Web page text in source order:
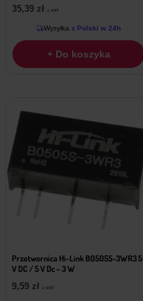
35,39 zł z VAT
Wysyłka z Polski w 24h
+ Do koszyka
Przetwornica Hi-Link B0505S-3WR3 5
V DC / 5 V Dc – 3 W
9,59 zł z VAT